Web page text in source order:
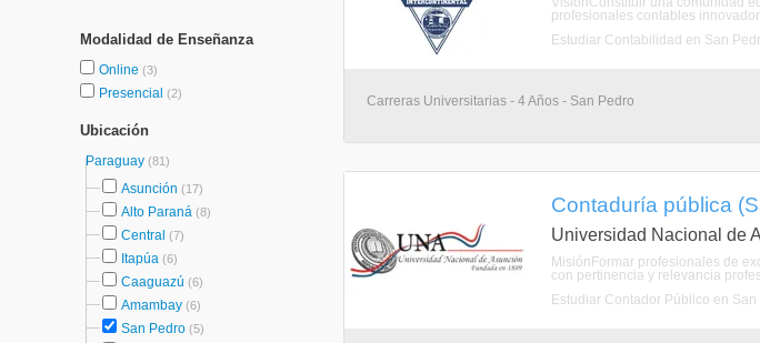
Modalidad de Enseñanza
Online (3)
Presencial (2)
Ubicación
Paraguay (81)
Asunción (17)
Alto Paraná (8)
Central (7)
Itapúa (6)
Caaguazú (6)
Amambay (6)
San Pedro (5)
profesionales contables
Estudiar Contabilidad en San
Carreras Universitarias - 4 Años - San Pedro
Contaduría pública
Universidad Nacional de
MisiónFormar profesionales de
con pertinencia y relevancia
Estudiar Contador Público en San